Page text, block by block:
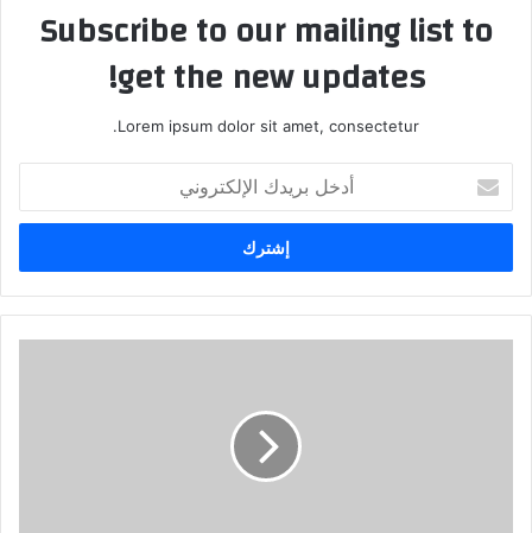
Subscribe to our mailing list to
get the new updates!
Lorem ipsum dolor sit amet, consectetur.
بريدك
الإلكتروني